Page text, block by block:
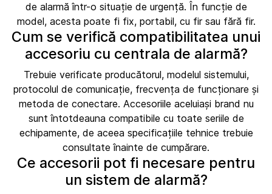
de alarmă într-o situație de urgență. În funcție de
model, acesta poate fi fix, portabil, cu fir sau fără fir.
Cum se verifică compatibilitatea unui
accesoriu cu centrala de alarmă?
Trebuie verificate producătorul, modelul sistemului,
protocolul de comunicație, frecvența de funcționare și
metoda de conectare. Accesoriile aceluiași brand nu
sunt întotdeauna compatibile cu toate seriile de
echipamente, de aceea specificațiile tehnice trebuie
consultate înainte de cumpărare.
Ce accesorii pot fi necesare pentru
un sistem de alarmă?